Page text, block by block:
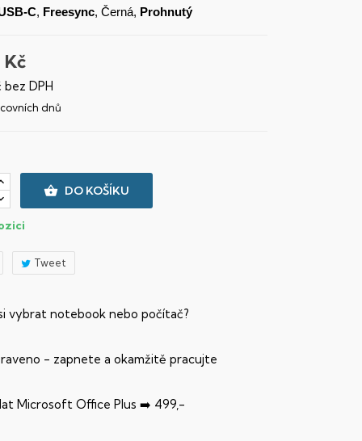
C, Freesync, Černá, Prohnutý
Kč
bez DPH
dnů
 DO KOŠÍKU
Tweet
vybrat notebook nebo počítač?
- zapnete a okamžitě pracujte
Microsoft Office Plus ➡️ 499,-